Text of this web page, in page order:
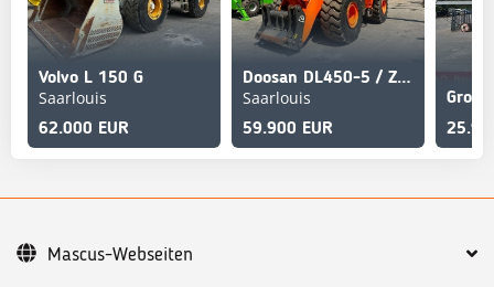
Volvo L 150 G
Saarlouis
62.000 EUR
Doosan DL450-5 / ZSA / AC / Kamera
Saarlouis
59.900 EUR
Mascus-Webseiten